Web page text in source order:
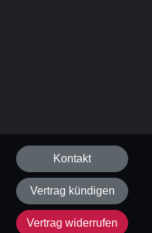
Kontakt
Vertrag kündigen
Vertrag widerrufen